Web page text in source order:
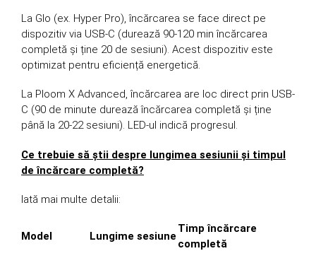
La Glo (ex. Hyper Pro), încărcarea se face direct pe
dispozitiv via USB-C (durează 90-120 min încărcarea
completă și ține 20 de sesiuni). Acest dispozitiv este
optimizat pentru eficiență energetică.
La Ploom X Advanced, încărcarea are loc direct prin USB-
C (90 de minute durează încărcarea completă și ține
până la 20-22 sesiuni). LED-ul indică progresul.
Ce trebuie să știi despre lungimea sesiunii și timpul
de încărcare completă?
Iată mai multe detalii:
Model Lungime sesiune
Timp încărcare
completă